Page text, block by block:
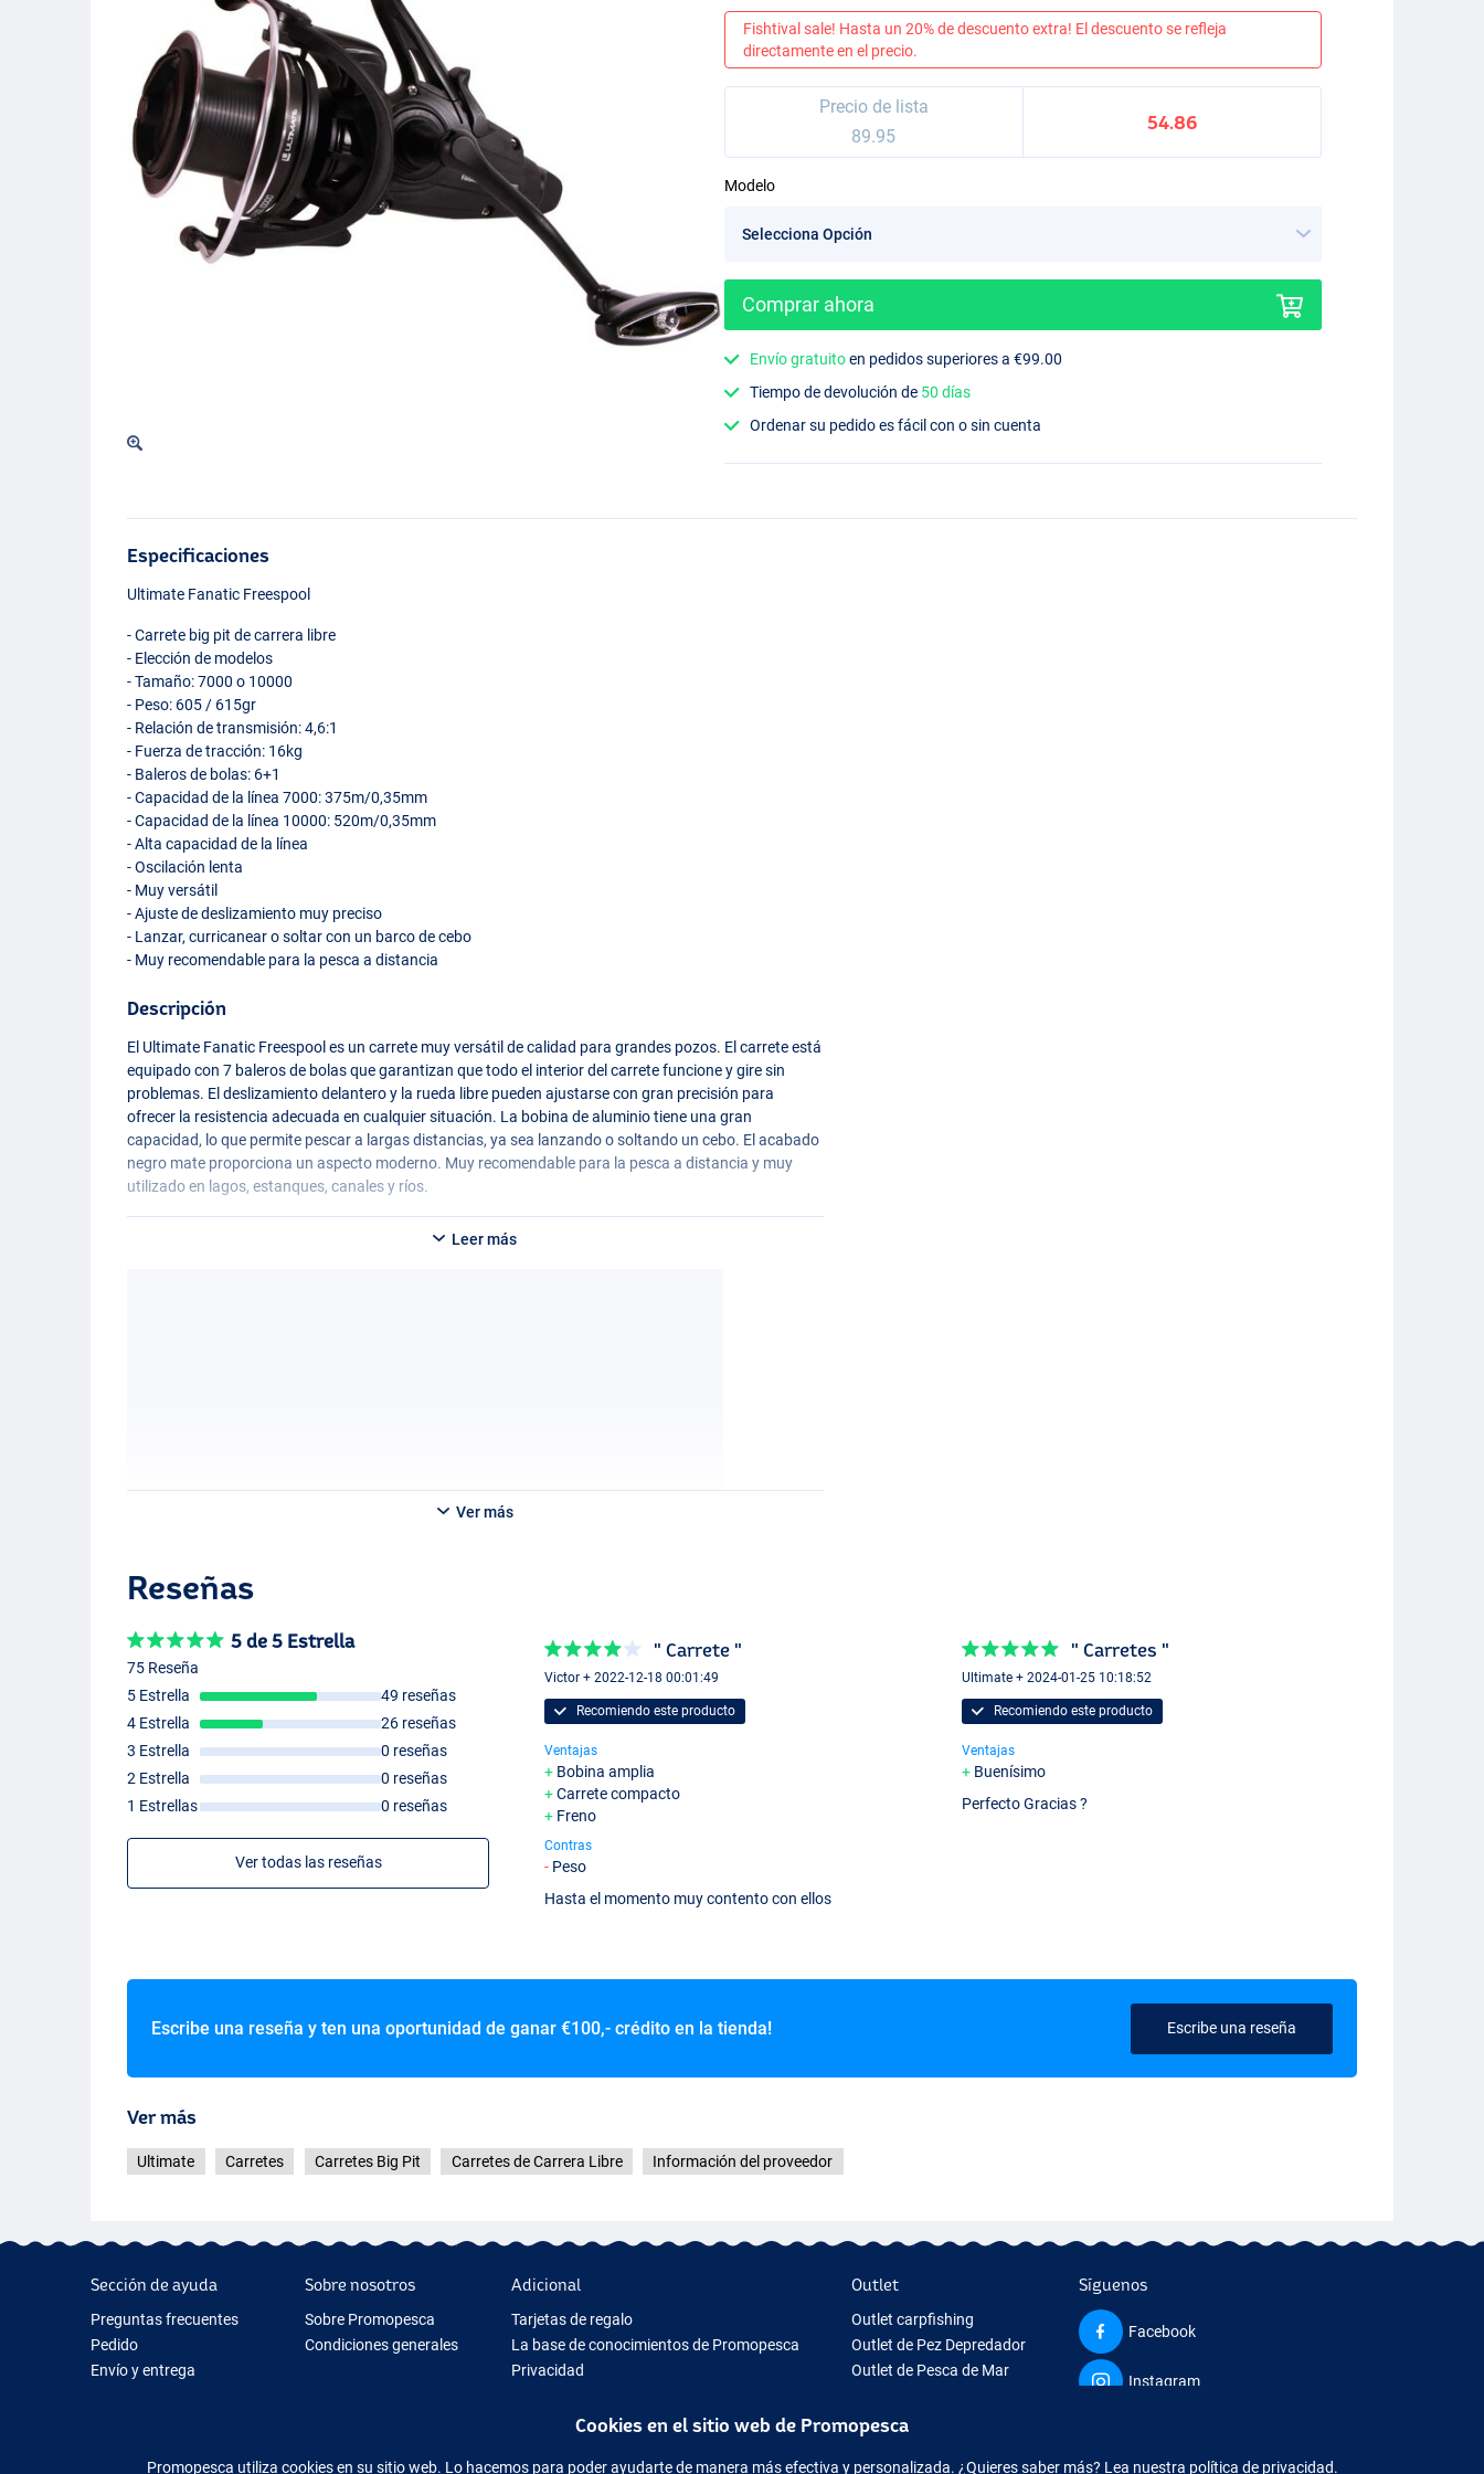
Fishtival sale! Hasta un 20% de descuento extra! El descuento se refleja
directamente en el precio.
Precio de lista
89.95
54.86
Modelo
Comprar ahora
Envío gratuitoen pedidos superiores a €99.00
Tiempo de devolución de 50 días
Ordenar su pedido es fácil con o sin cuenta
Especificaciones
Ultimate Fanatic Freespool
- Carrete big pit de carrera libre
- Elección de modelos
- Tamaño: 7000 o 10000
- Peso: 605 / 615gr
- Relación de transmisión: 4,6:1
- Fuerza de tracción: 16kg
- Baleros de bolas: 6+1
- Capacidad de la línea 7000: 375m/0,35mm
- Capacidad de la línea 10000: 520m/0,35mm
- Alta capacidad de la línea
- Oscilación lenta
- Muy versátil
- Ajuste de deslizamiento muy preciso
- Lanzar, curricanear o soltar con un barco de cebo
- Muy recomendable para la pesca a distancia
Descripción
El Ultimate Fanatic Freespool es un carrete muy versátil de calidad para grandes pozos. El carrete está
equipado con 7 baleros de bolas que garantizan que todo el interior del carrete funcione y gire sin
problemas. El deslizamiento delantero y la rueda libre pueden ajustarse con gran precisión para
ofrecer la resistencia adecuada en cualquier situación. La bobina de aluminio tiene una gran
capacidad, lo que permite pescar a largas distancias, ya sea lanzando o soltando un cebo. El acabado
negro mate proporciona un aspecto moderno. Muy recomendable para la pesca a distancia y muy
utilizado en lagos, estanques, canales y ríos.
Leer más
Ver más
Reseñas
5 de 5 Estrella
75 Reseña
5 Estrella
49 reseñas
4 Estrella
26 reseñas
3 Estrella
0 reseñas
2 Estrella
0 reseñas
1 Estrellas
0 reseñas
Ver todas las reseñas
" Carrete "
Victor + 2022-12-18 00:01:49
Recomiendo este producto
Ventajas
Bobina amplia
Carrete compacto
Freno
Contras
Peso
Hasta el momento muy contento con ellos
" Carretes "
Ultimate + 2024-01-25 10:18:52
Recomiendo este producto
Ventajas
Buenísimo
Perfecto Gracias ?
Escribe una reseña y ten una oportunidad de ganar €100,- crédito en la tienda! Escribe una reseña
Ver más
Ultimate Carretes Carretes Big Pit Carretes de Carrera Libre Información del proveedor
Sección de ayuda
Preguntas frecuentes
Pedido
Envío y entrega
Sobre nosotros
Sobre Promopesca
Condiciones generales
Adicional
Tarjetas de regalo
La base de conocimientos de Promopesca
Privacidad
Tips para Regalo
Outlet
Outlet carpfishing
Outlet de Pez Depredador
Outlet de Pesca de Mar
Outlet de Ropa
Síguenos
Facebook
Instagram
Cookies en el sitio web de Promopesca
Promopesca utiliza cookies en su sitio web. Lo hacemos para poder ayudarte de manera más efectiva y personalizada. ¿Quieres saber más? Lea nuestra política de privacidad.